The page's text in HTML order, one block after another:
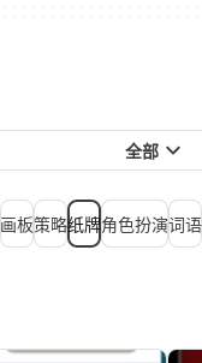
全部
画板策略纸牌角色扮演词语